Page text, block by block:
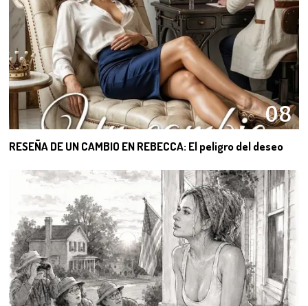
08
RESEÑA DE UN CAMBIO EN REBECCA: El peligro del deseo